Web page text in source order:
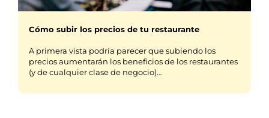
Cómo subir los precios de tu restaurante
A primera vista podría parecer que subiendo los
precios aumentarán los beneficios de los restaurantes
(y de cualquier clase de negocio)…